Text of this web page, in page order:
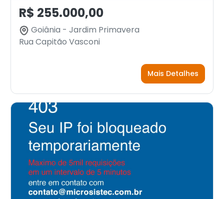
R$ 255.000,00
Goiânia - Jardim Primavera
Rua Capitão Vasconi
Mais Detalhes